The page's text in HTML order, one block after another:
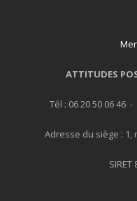
ATTITUDES
Tél : 06 20 50 06
Adresse du siège : 1,
SIRET